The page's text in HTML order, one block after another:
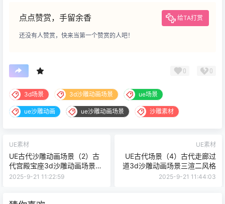
点点赞赏，手留余香 给TA打赏
还没有人赞赏，快来当第一个赞赏的人吧！
0 0
3d场景 3d沙雕动画场景 ue场景
ue沙雕动画 ue沙雕动画场景 沙雕素材
UE素材
UE古代沙雕动画场景（2）古
代宫殿宝座3d沙雕动画场景三
渲二风格
2025-9-21 11:22:59
UE素材
UE古代场景（4）古代走廊过
道3d沙雕动画场景三渲二风格
2025-9-21 11:44:03